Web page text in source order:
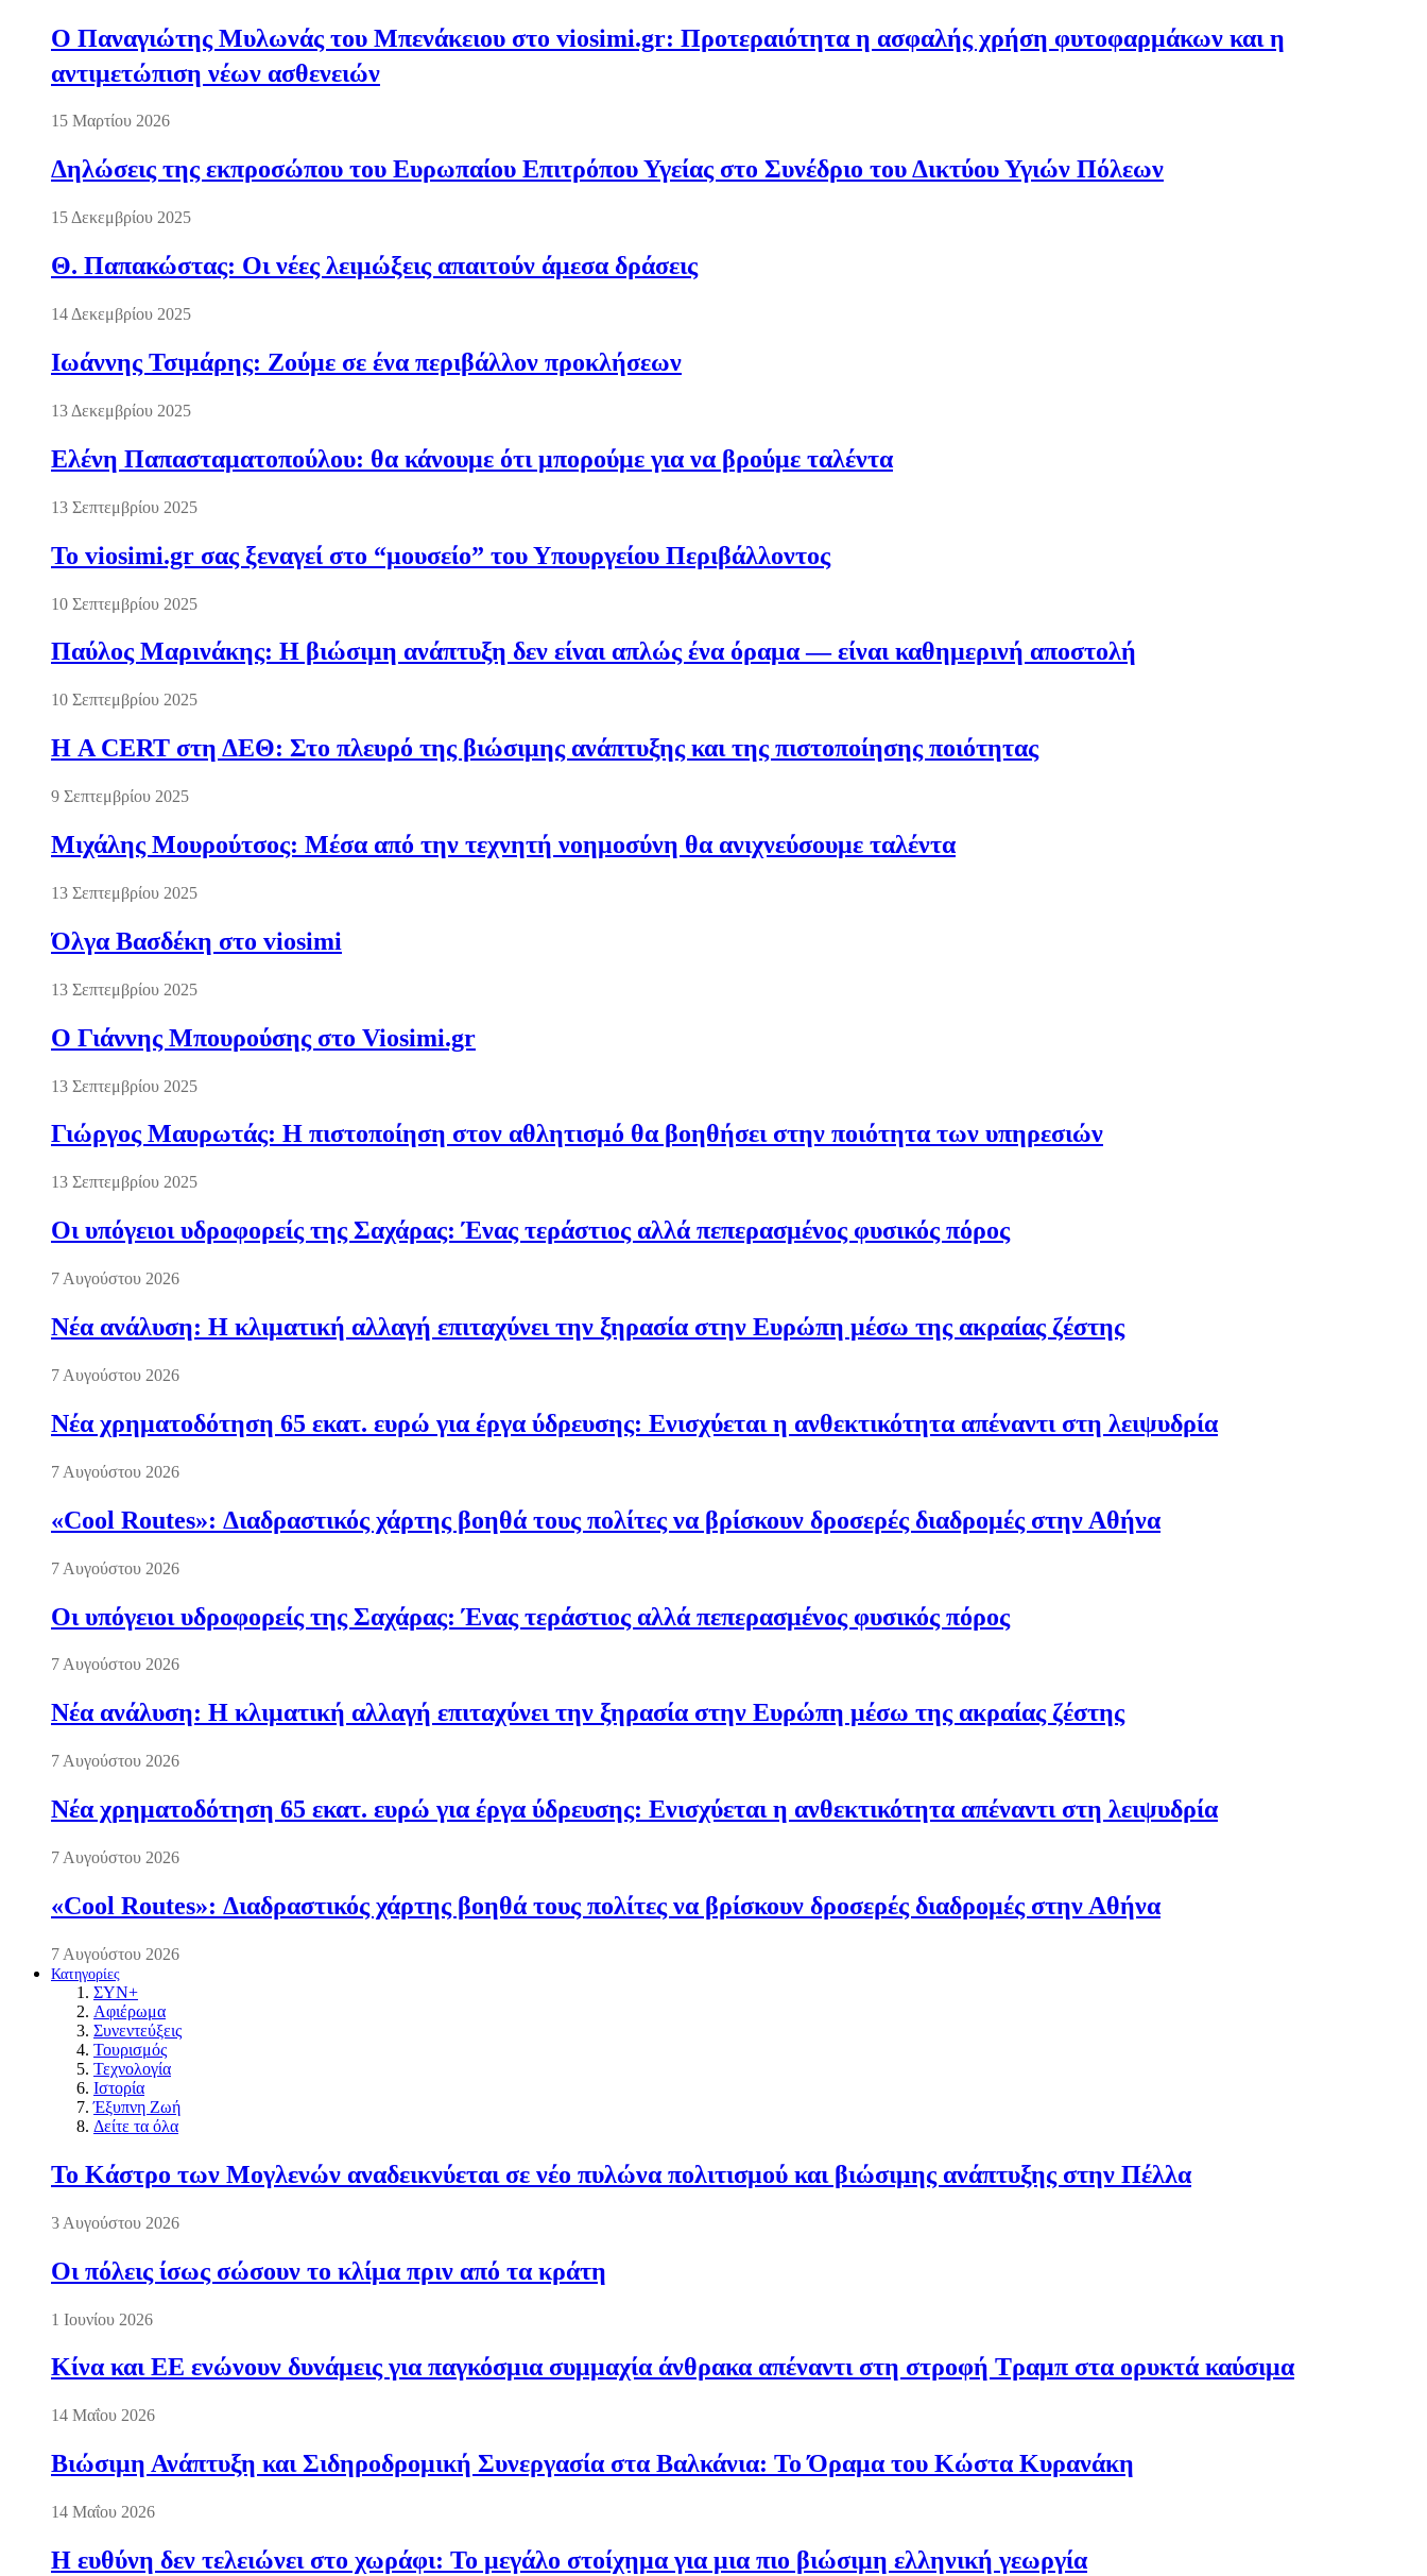
Ο Παναγιώτης Μυλωνάς του Μπενάκειου στο viosimi.gr: Προτεραιότητα η ασφαλής χρήση φυτοφαρμάκων και η
αντιμετώπιση νέων ασθενειών
15 Μαρτίου 2026
Δηλώσεις της εκπροσώπου του Ευρωπαίου Επιτρόπου Υγείας στο Συνέδριο του Δικτύου Υγιών Πόλεων
15 Δεκεμβρίου 2025
Θ. Παπακώστας: Οι νέες λειμώξεις απαιτούν άμεσα δράσεις
14 Δεκεμβρίου 2025
Ιωάννης Τσιμάρης: Ζούμε σε ένα περιβάλλον προκλήσεων
13 Δεκεμβρίου 2025
Ελένη Παπασταματοπούλου: θα κάνουμε ότι μπορούμε για να βρούμε ταλέντα
13 Σεπτεμβρίου 2025
Το viosimi.gr σας ξεναγεί στο “μουσείο” του Υπουργείου Περιβάλλοντος
10 Σεπτεμβρίου 2025
Παύλος Μαρινάκης: Η βιώσιμη ανάπτυξη δεν είναι απλώς ένα όραμα — είναι καθημερινή αποστολή
10 Σεπτεμβρίου 2025
Η A CERT στη ΔΕΘ: Στο πλευρό της βιώσιμης ανάπτυξης και της πιστοποίησης ποιότητας
9 Σεπτεμβρίου 2025
Μιχάλης Μουρούτσος: Μέσα από την τεχνητή νοημοσύνη θα ανιχνεύσουμε ταλέντα
13 Σεπτεμβρίου 2025
Όλγα Βασδέκη στο viosimi
13 Σεπτεμβρίου 2025
Ο Γιάννης Μπουρούσης στο Viosimi.gr
13 Σεπτεμβρίου 2025
Γιώργος Μαυρωτάς: Η πιστοποίηση στον αθλητισμό θα βοηθήσει στην ποιότητα των υπηρεσιών
13 Σεπτεμβρίου 2025
Οι υπόγειοι υδροφορείς της Σαχάρας: Ένας τεράστιος αλλά πεπερασμένος φυσικός πόρος
7 Αυγούστου 2026
Νέα ανάλυση: Η κλιματική αλλαγή επιταχύνει την ξηρασία στην Ευρώπη μέσω της ακραίας ζέστης
7 Αυγούστου 2026
Νέα χρηματοδότηση 65 εκατ. ευρώ για έργα ύδρευσης: Ενισχύεται η ανθεκτικότητα απέναντι στη λειψυδρία
7 Αυγούστου 2026
«Cool Routes»: Διαδραστικός χάρτης βοηθά τους πολίτες να βρίσκουν δροσερές διαδρομές στην Αθήνα
7 Αυγούστου 2026
Οι υπόγειοι υδροφορείς της Σαχάρας: Ένας τεράστιος αλλά πεπερασμένος φυσικός πόρος
7 Αυγούστου 2026
Νέα ανάλυση: Η κλιματική αλλαγή επιταχύνει την ξηρασία στην Ευρώπη μέσω της ακραίας ζέστης
7 Αυγούστου 2026
Νέα χρηματοδότηση 65 εκατ. ευρώ για έργα ύδρευσης: Ενισχύεται η ανθεκτικότητα απέναντι στη λειψυδρία
7 Αυγούστου 2026
«Cool Routes»: Διαδραστικός χάρτης βοηθά τους πολίτες να βρίσκουν δροσερές διαδρομές στην Αθήνα
7 Αυγούστου 2026
Κατηγορίες
ΣΥΝ+
Αφιέρωμα
Συνεντεύξεις
Τουρισμός
Τεχνολογία
Ιστορία
Έξυπνη Ζωή
Δείτε τα όλα
Το Κάστρο των Μογλενών αναδεικνύεται σε νέο πυλώνα πολιτισμού και βιώσιμης ανάπτυξης στην Πέλλα
3 Αυγούστου 2026
Οι πόλεις ίσως σώσουν το κλίμα πριν από τα κράτη
1 Ιουνίου 2026
Κίνα και ΕΕ ενώνουν δυνάμεις για παγκόσμια συμμαχία άνθρακα απέναντι στη στροφή Τραμπ στα ορυκτά καύσιμα
14 Μαΐου 2026
Βιώσιμη Ανάπτυξη και Σιδηροδρομική Συνεργασία στα Βαλκάνια: Το Όραμα του Κώστα Κυρανάκη
14 Μαΐου 2026
Η ευθύνη δεν τελειώνει στο χωράφι: Το μεγάλο στοίχημα για μια πιο βιώσιμη ελληνική γεωργία